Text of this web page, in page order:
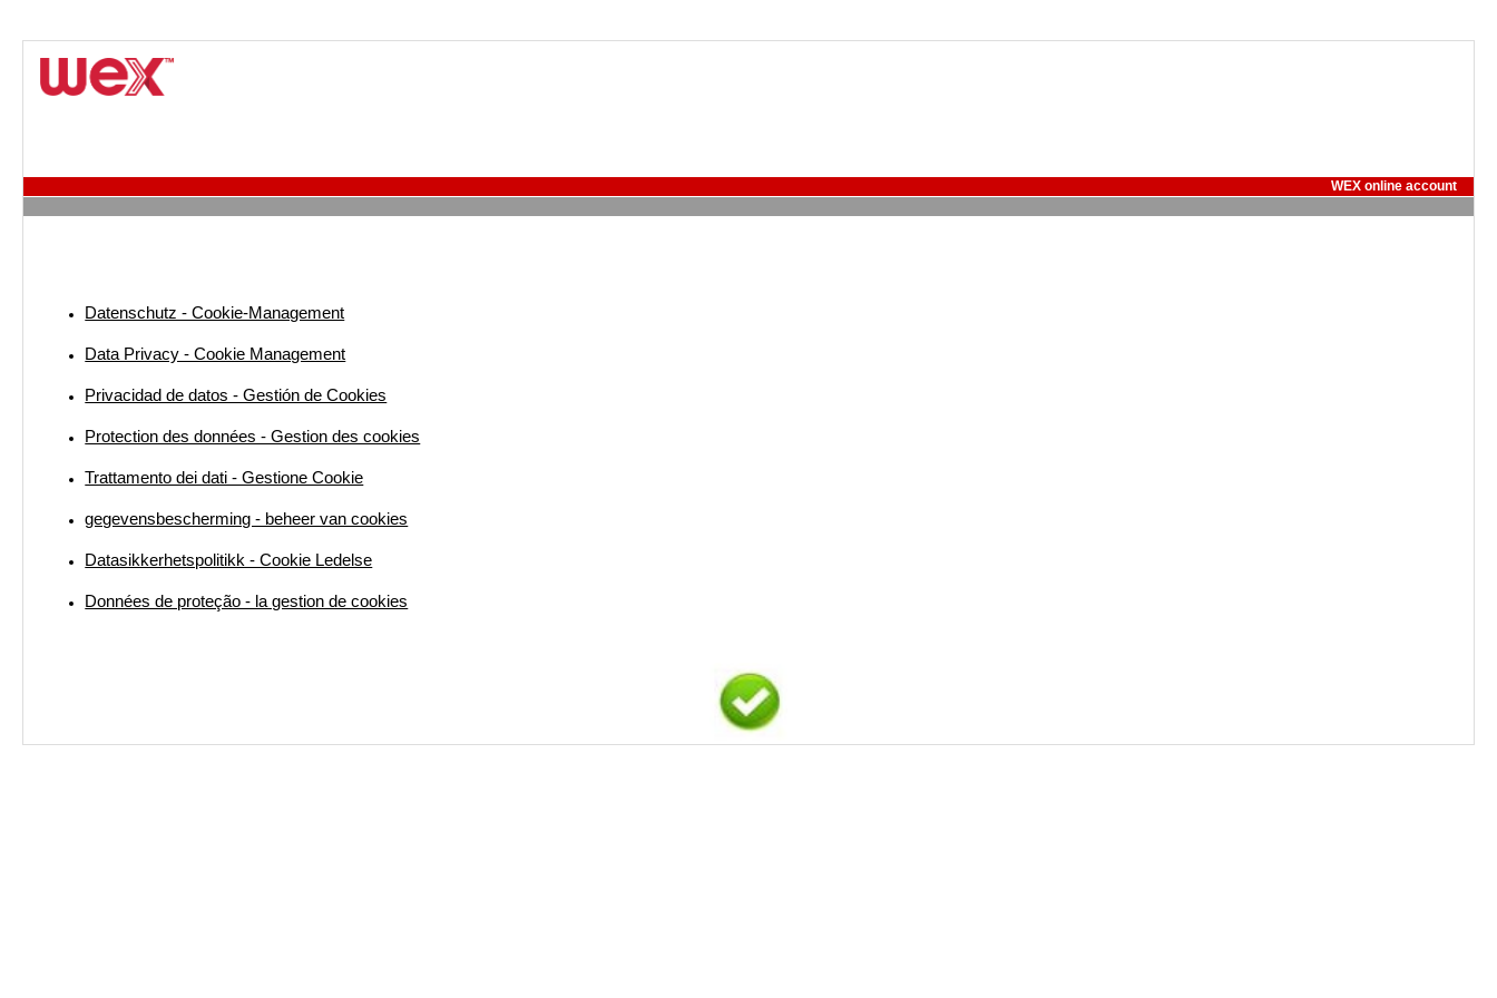
WEX online account
Datenschutz - Cookie-Management
Data Privacy - Cookie Management
Privacidad de datos - Gestión de Cookies
Protection des données - Gestion des cookies
Trattamento dei dati - Gestione Cookie
gegevensbescherming - beheer van cookies
Datasikkerhetspolitikk - Cookie Ledelse
Données de proteção - la gestion de cookies